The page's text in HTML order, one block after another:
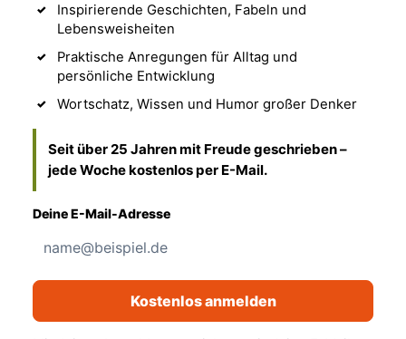
Inspirierende Geschichten, Fabeln und
Lebensweisheiten
Praktische Anregungen für Alltag und
persönliche Entwicklung
Wortschatz, Wissen und Humor großer Denker
Seit über 25 Jahren mit Freude geschrieben –
jede Woche kostenlos per E-Mail.
Deine E-Mail-Adresse
Kostenlos anmelden